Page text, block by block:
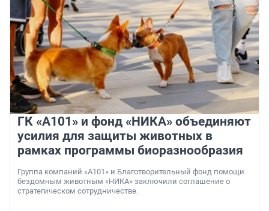
ГК «А101» и фонд «НИКА» объединяют
усилия для защиты животных в
рамках программы биоразнообразия
Группа компаний «А101» и Благотворительный фонд помощи
бездомным животным «НИКА» заключили соглашение о
стратегическом сотрудничестве.